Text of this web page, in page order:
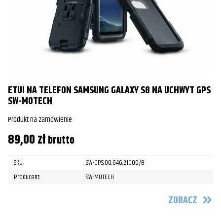
ETUI NA TELEFON SAMSUNG GALAXY S8 NA UCHWYT GPS
SW-MOTECH
Produkt na zamówienie
89,00złbrutto
SKU:
SW-GPS.00.646.21000/B
Producent:
SW-MOTECH
ZOBACZ